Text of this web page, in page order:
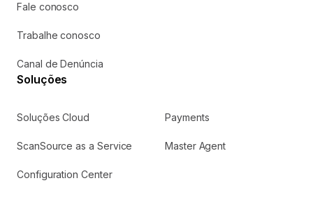
My ScanSource
Serviços de pós-venda: emissão de 2ª via de NF,
boleto e consulta de status de pedido.
Preciso de ajuda
Plataforma Cloud
produtos com autonomia.
Fale conosco
Trabalhe conosco
Canal de Denúncia
Soluções
Soluções Cloud Payments
ScanSource as a Service Master Agent
Configuration Center